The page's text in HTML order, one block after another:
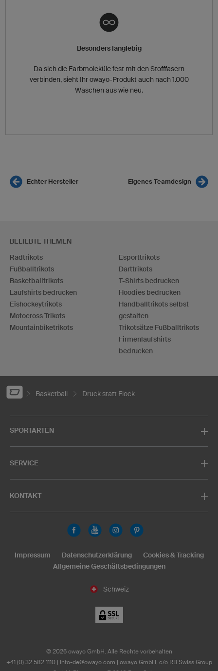
Besonders langlebig
Da sich die Farbmoleküle fest mit den Stofffasern
verbinden, sieht Ihr owayo-Produkt auch nach 1.000
Wäschen aus wie neu.
Echter Hersteller Eigenes Teamdesign
BELIEBTE THEMEN
Radtrikots
Fußballtrikots
Basketballtrikots
Laufshirts bedrucken
Eishockeytrikots
Motocross Trikots
Mountainbiketrikots
Esporttrikots
Darttrikots
T-Shirts bedrucken
Hoodies bedrucken
Handballtrikots selbst
gestalten
Trikotsätze Fußballtrikots
Firmenlaufshirts
bedrucken
Basketball Druck statt Flock
SPORTARTEN
SERVICE
KONTAKT
Schweiz
Impressum Datenschutzerklärung
Cookies & Tracking
Allgemeine Geschäftsbedingungen
© 2026owayo GmbH. Alle Rechte vorbehalten
+41 (0) 32 582 1110| info-de@owayo.com | owayo GmbH, c/o RB Swiss Group